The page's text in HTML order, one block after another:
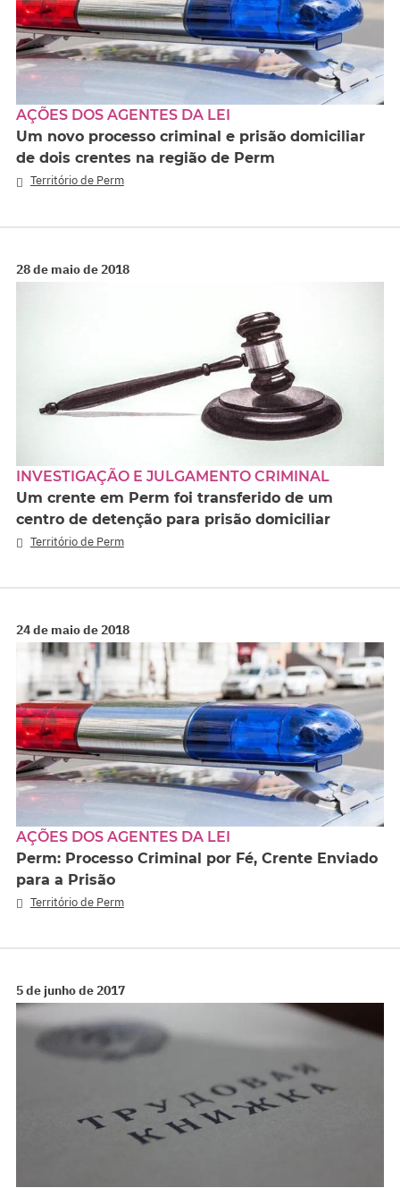
AÇÕES DOS AGENTES DA LEI
Um novo processo criminal e prisão domiciliar
de dois crentes na região de Perm
Território de Perm
28 de maio de 2018
INVESTIGAÇÃO E JULGAMENTO CRIMINAL
Um crente em Perm foi transferido de um
centro de detenção para prisão domiciliar
Território de Perm
24 de maio de 2018
AÇÕES DOS AGENTES DA LEI
Perm: Processo Criminal por Fé, Crente Enviado
para a Prisão
Território de Perm
5 de junho de 2017